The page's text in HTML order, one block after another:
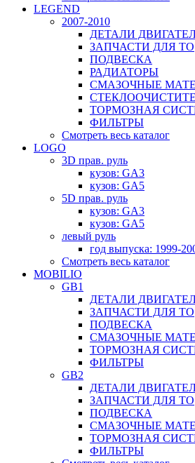
LEGEND
2007-2010
ДЕТАЛИ
ЗАПЧАСТИ ДЛЯ ТО
ПОДВЕСКА
РАДИАТОРЫ
СМАЗОЧНЫЕ
ТОРМОЗНАЯ
ФИЛЬТРЫ
Смотреть весь каталог
LOGO
3D прав. руль
кузов: GA3
кузов: GA5
5D прав. руль
кузов: GA3
кузов: GA5
левый руль
год выпуска: 1999-
Смотреть весь каталог
MOBILIO
GB1
ДЕТАЛИ
ЗАПЧАСТИ ДЛЯ ТО
ПОДВЕСКА
СМАЗОЧНЫЕ
ТОРМОЗНАЯ
ФИЛЬТРЫ
GB2
ДЕТАЛИ
ЗАПЧАСТИ ДЛЯ ТО
ПОДВЕСКА
СМАЗОЧНЫЕ
ТОРМОЗНАЯ
ФИЛЬТРЫ